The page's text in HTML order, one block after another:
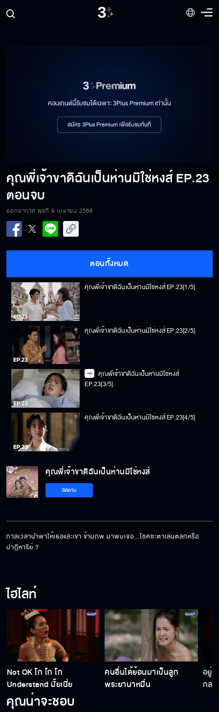
คอนเทนต์นี้รับชมได้เฉพาะ 3Plus Premium เท่านั้น
สมัคร 3Plus Premium เพื่อรับชมทันที
คุณพี่เจ้าขาดิฉันเป็นห่านมิใช่หงส์EP.23
ตอนจบ
ออกอากาศ พุธที่ 9 เมษายน 2568
ตอนทั้งหมด
คุณพี่เจ้าขาดิฉันเป็นห่านมิใช่หงส์ EP.23[1/5]
คุณพี่เจ้าขาดิฉันเป็นห่านมิใช่หงส์ EP.23[2/5]
คุณพี่เจ้าขาดิฉันเป็นห่านมิใช่หงส์
EP.23[3/5]
คุณพี่เจ้าขาดิฉันเป็นห่านมิใช่หงส์ EP.23[4/5]
คุณพี่เจ้าขาดิฉันเป็นห่านมิใช่หงส์
ติดตาม
กาลเวลานำพาให้เธอและเขา ข้ามภพ มาพบเจอ...โชคชะตาเล่นตลกหรือ
ปาฏิหาริย์ ?
ไฮไลท์
Not OK โก โก โก
Understand มั้ยเนี่ย
คนอื่นได้ย้อนมาเป็นลูก
พระยานาหมื่น
อยู่นู่
กลา
คุณน่าจะชอบ